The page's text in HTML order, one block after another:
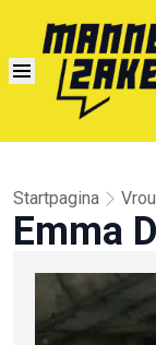
Startpagina
Emma